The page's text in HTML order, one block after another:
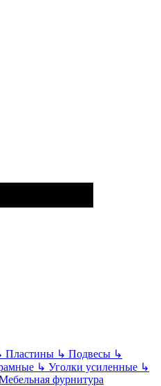
Пластины ↳ Подвесы ↳
↳ Уголки усиленные ↳
фурнитура